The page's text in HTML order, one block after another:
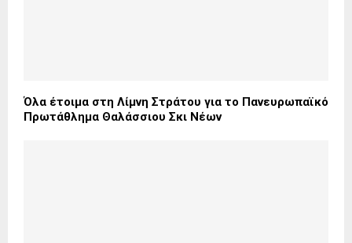
Όλα έτοιμα στη Λίμνη Στράτου για το Πανευρωπαϊκό
Πρωτάθλημα Θαλάσσιου Σκι Νέων